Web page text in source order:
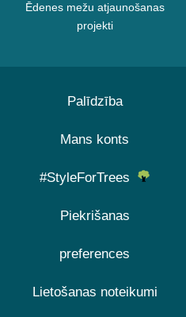
Ēdenes mežu atjaunošanas
projekti
Palīdzība
Mans konts
#StyleForTrees
Piekrišanas
preferences
Lietošanas noteikumi